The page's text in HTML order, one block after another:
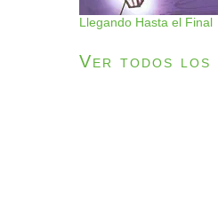
Llegando Hasta el Final
Ver todos los